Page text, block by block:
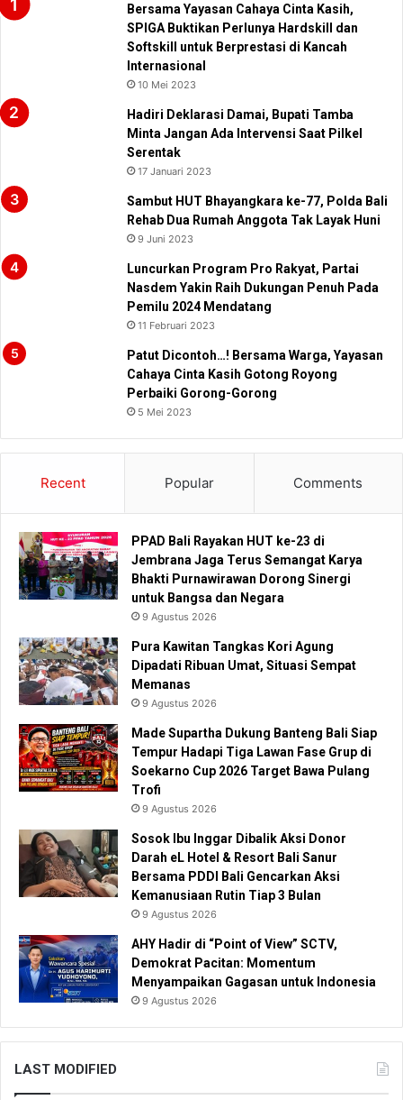
Bersama Yayasan Cahaya Cinta Kasih,
SPIGA Buktikan Perlunya Hardskill dan
Softskill untuk Berprestasi di Kancah
Internasional
10 Mei 2023
Hadiri Deklarasi Damai, Bupati Tamba
Minta Jangan Ada Intervensi Saat Pilkel
Serentak
17 Januari 2023
Sambut HUT Bhayangkara ke-77, Polda Bali
Rehab Dua Rumah Anggota Tak Layak Huni
9 Juni 2023
Luncurkan Program Pro Rakyat, Partai
Nasdem Yakin Raih Dukungan Penuh Pada
Pemilu 2024 Mendatang
11 Februari 2023
Patut Dicontoh…! Bersama Warga, Yayasan
Cahaya Cinta Kasih Gotong Royong
Perbaiki Gorong-Gorong
5 Mei 2023
Recent Popular Comments
PPAD Bali Rayakan HUT ke-23 di
Jembrana Jaga Terus Semangat Karya
Bhakti Purnawirawan Dorong Sinergi
untuk Bangsa dan Negara
9 Agustus 2026
Pura Kawitan Tangkas Kori Agung
Dipadati Ribuan Umat, Situasi Sempat
Memanas
9 Agustus 2026
Made Supartha Dukung Banteng Bali Siap
Tempur Hadapi Tiga Lawan Fase Grup di
Soekarno Cup 2026 Target Bawa Pulang
Trofi
9 Agustus 2026
Sosok Ibu Inggar Dibalik Aksi Donor
Darah eL Hotel & Resort Bali Sanur
Bersama PDDI Bali Gencarkan Aksi
Kemanusiaan Rutin Tiap 3 Bulan
9 Agustus 2026
AHY Hadir di “Point of View” SCTV,
Demokrat Pacitan: Momentum
Menyampaikan Gagasan untuk Indonesia
9 Agustus 2026
LAST MODIFIED